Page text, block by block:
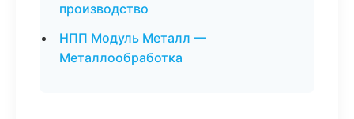
производство
НПП Модуль Металл —
Металлообработка